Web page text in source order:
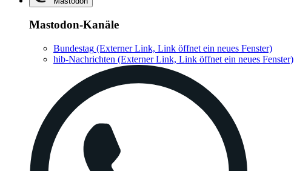
Mastodon-Kanäle
Bundestag (Externer Link, Link öffnet ein neues Fenster)
hib-Nachrichten (Externer Link, Link öffnet ein neues Fenster)